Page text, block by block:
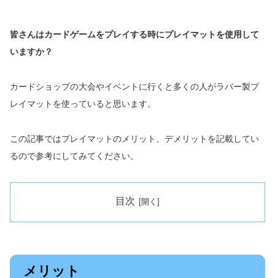
皆さんはカードゲームをプレイする時にプレイマットを使用して
いますか？
カードショップの大会やイベントに行くと多くの人がラバー製プ
レイマットを使っていると思います。
この記事ではプレイマットのメリット、デメリットを記載してい
るので参考にしてみてください。
目次
メリット